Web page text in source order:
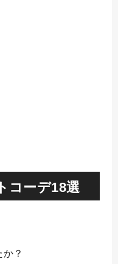
コーデ18選
？